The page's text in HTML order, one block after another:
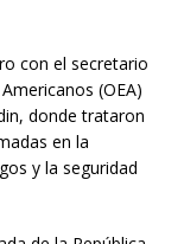
con el secretario
(OEA)
donde trataron
en la
y la seguridad